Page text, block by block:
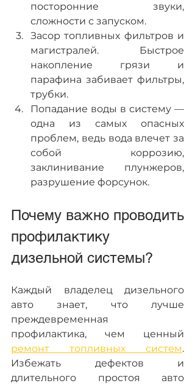
посторонние звуки,
сложности с запуском.
Засор топливных фильтров и
магистралей. Быстрое
накопление грязи и
парафина забивает фильтры,
трубки.
Попадание воды в систему —
одна из самых опасных
проблем, ведь вода влечет за
собой коррозию,
заклинивание плунжеров,
разрушение форсунок.
Почему важно проводить
профилактику
дизельной системы?
Каждый владелец дизельного
авто знает, что лучше
преждевременная
ремонт топливных систем.
Избежать дефектов и
длительного простоя авто